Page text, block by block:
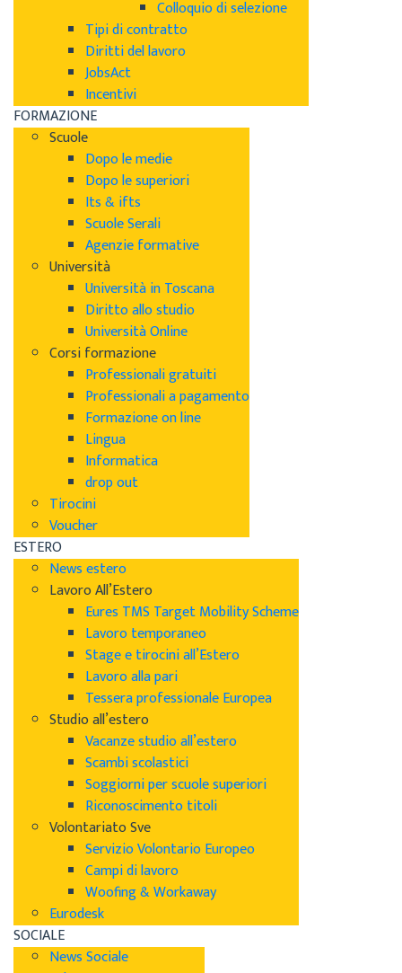
Colloquio di selezione
Tipi di contratto
Diritti del lavoro
JobsAct
Incentivi
FORMAZIONE
Scuole
Dopo le medie
Dopo le superiori
Its & ifts
Scuole Serali
Agenzie formative
Università
Università in Toscana
Diritto allo studio
Università Online
Corsi formazione
Professionali gratuiti
Professionali a pagamento
Formazione on line
Lingua
Informatica
drop out
Tirocini
Voucher
ESTERO
News estero
Lavoro All’Estero
Eures TMS Target Mobility Scheme
Lavoro temporaneo
Stage e tirocini all’Estero
Lavoro alla pari
Tessera professionale Europea
Studio all’estero
Vacanze studio all’estero
Scambi scolastici
Soggiorni per scuole superiori
Riconoscimento titoli
Volontariato Sve
Servizio Volontario Europeo
Campi di lavoro
Woofing & Workaway
Eurodesk
SOCIALE
News Sociale